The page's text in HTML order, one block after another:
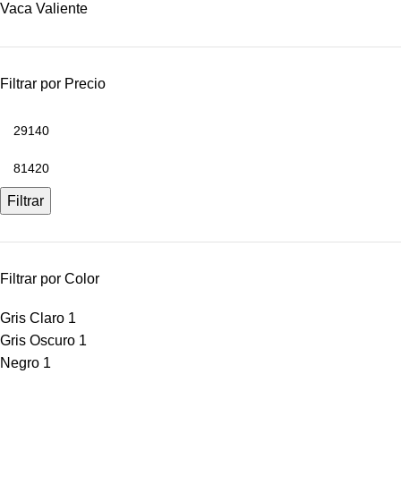
Vaca Valiente
Filtrar por Precio
Filtrar
Filtrar por Color
Gris Claro 1
Gris Oscuro 1
Negro 1